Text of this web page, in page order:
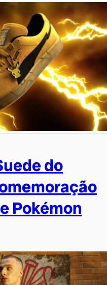
do
Pokémon